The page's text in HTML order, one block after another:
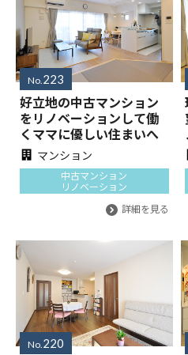
No. 223
好立地の中古マンション
をリノベーションして働
くママに優しい住まいへ
マンション
中古マンション
リノベーション
詳細を見る
No. 220